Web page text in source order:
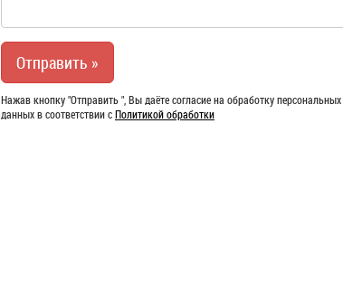
Нажав кнопку "Отправить ", Вы даёте согласие на обработку персональных
данных в соответствии сПолитикой обработки